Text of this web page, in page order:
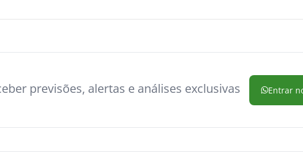
previsões, alertas e análises exclusivas
Entrar